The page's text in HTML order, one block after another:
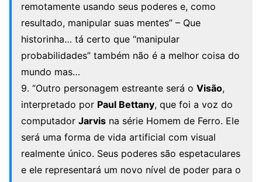
remotamente usando seus poderes e, como
resultado, manipular suas mentes” – Que
historinha… tá certo que “manipular
probabilidades” também não é a melhor coisa do
mundo mas…
9. “Outro personagem estreante será o Visão,
interpretado por Paul Bettany, que foi a voz do
computador Jarvis na série Homem de Ferro. Ele
será uma forma de vida artificial com visual
realmente único. Seus poderes são espetaculares
e ele representará um novo nível de poder para o